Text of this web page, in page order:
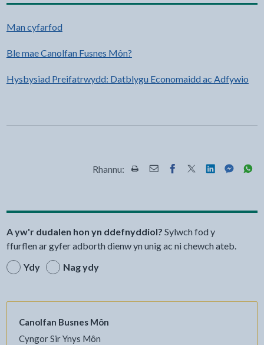
Man cyfarfod
Ble mae Canolfan Fusnes Môn?
Hysbysiad Preifatrwydd: Datblygu Economaidd ac Adfywio
Rhannu: Rhannwch y dudalen hon wrth
Rhannwch y dudalen hon
Rhannwch y dudalen
Rhannwch y
Rhannwch y
A yw'r dudalen hon yn ddefnyddiol? Sylwch fod y
ffurflen ar gyfer adborth dienw yn unig ac ni chewch ateb.
Ydy
Nag ydy
Canolfan Busnes Môn
Cyngor Sir Ynys Môn